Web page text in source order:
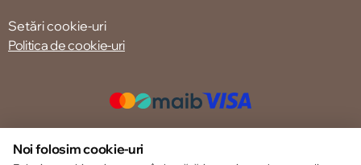
Setări cookie-uri
Politica de cookie-uri
© 2013 – 2026 ECOM
Noi folosim cookie-uri